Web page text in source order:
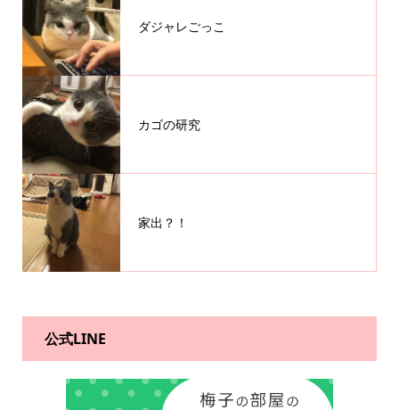
ダジャレごっこ
カゴの研究
家出？！
公式LINE